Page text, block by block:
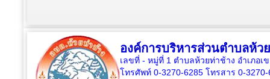
องค์การบริหารส่วนตำบลห้ว
เลขที่ - หมู่ที่ 1 ตำบลห้วยท่าช้าง อำเภอเ
โทรศัพท์ 0-3270-6285 โทรสาร 0-